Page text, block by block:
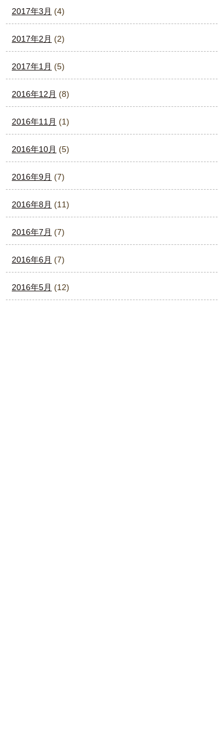
2017年3月 (4)
2017年2月 (2)
2017年1月 (5)
2016年12月 (8)
2016年11月 (1)
2016年10月 (5)
2016年9月 (7)
2016年8月 (11)
2016年7月 (7)
2016年6月 (7)
2016年5月 (12)